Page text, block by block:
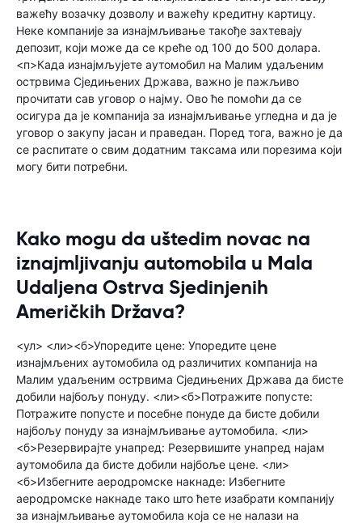
важећу возачку дозволу и важећу кредитну картицу.
Неке компаније за изнајмљивање такође захтевају
депозит, који може да се креће од 100 до 500 долара.
<п>Када изнајмљујете аутомобил на Малим удаљеним
острвима Сједињених Држава, важно је пажљиво
прочитати сав уговор о најму. Ово ће помоћи да се
осигура да је компанија за изнајмљивање угледна и да је
уговор о закупу јасан и праведан. Поред тога, важно је да
се распитате о свим додатним таксама или порезима који
могу бити потребни.
Kako mogu da uštedim novac na
iznajmljivanju automobila u Mala
Udaljena Ostrva Sjedinjenih
Američkih Država?
<ул> <ли><б>Упоредите цене: Упоредите цене
изнајмљених аутомобила од различитих компанија на
Малим удаљеним острвима Сједињених Држава да бисте
добили најбољу понуду. <ли><б>Потражите попусте:
Потражите попусте и посебне понуде да бисте добили
најбољу понуду за изнајмљивање аутомобила. <ли>
<б>Резервирајте унапред: Резервишите унапред најам
аутомобила да бисте добили најбоље цене. <ли>
<б>Избегните аеродромске накнаде: Избегните
аеродромске накнаде тако што ћете изабрати компанију
за изнајмљивање аутомобила која се не налази на